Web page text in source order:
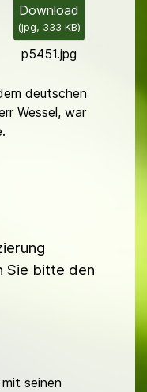
Download
(jpg, 333 KB)
p5451.jpg
deutschen
Wessel, war
Sie bitte den
seinen